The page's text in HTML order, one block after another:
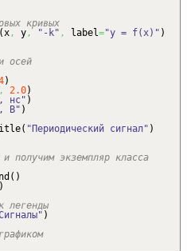
кривых
(x, y, "-k" , label="y = f(x)" )
осей
)
, 2.0)
нс" )
В" )
( "Периодический сигнал" )
получим экземпляр класса
( )
)
легенды
)